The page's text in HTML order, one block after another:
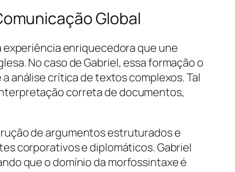
Global
experiência enriquecedora que une
No caso de Gabriel, essa formação o
análise crítica de textos complexos. Tal
correta de documentos,
de argumentos estruturados e
corporativos e diplomáticos. Gabriel
que o domínio da morfossintaxe é